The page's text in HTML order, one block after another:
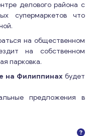
делового района с
супермаркетов что
на общественном
на собственном
парковка.
на Филиппинах будет
предложения в